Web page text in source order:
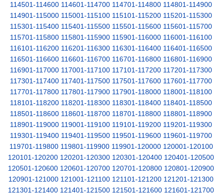
114501-114600 114601-114700 114701-114800 114801-114900
114901-115000 115001-115100 115101-115200 115201-115300
115301-115400 115401-115500 115501-115600 115601-115700
115701-115800 115801-115900 115901-116000 116001-116100
116101-116200 116201-116300 116301-116400 116401-116500
116501-116600 116601-116700 116701-116800 116801-116900
116901-117000 117001-117100 117101-117200 117201-117300
117301-117400 117401-117500 117501-117600 117601-117700
117701-117800 117801-117900 117901-118000 118001-118100
118101-118200 118201-118300 118301-118400 118401-118500
118501-118600 118601-118700 118701-118800 118801-118900
118901-119000 119001-119100 119101-119200 119201-119300
119301-119400 119401-119500 119501-119600 119601-119700
119701-119800 119801-119900 119901-120000 120001-120100
120101-120200 120201-120300 120301-120400 120401-120500
120501-120600 120601-120700 120701-120800 120801-120900
120901-121000 121001-121100 121101-121200 121201-121300
121301-121400 121401-121500 121501-121600 121601-121700